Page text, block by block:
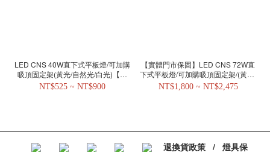
LED CNS 40W直下式平板燈/可加購
吸頂固定架(黃光/自然光/白光)【實
體門市保固一年】DTK 3351
NT$525 ~ NT$900
【實體門市保固】LED CNS 72W直
下式平板燈/可加購吸頂固定架/(黃光/
自然光/白光) DTK 3583
NT$1,800 ~ NT$2,475
退換貨政策 / 燈具保